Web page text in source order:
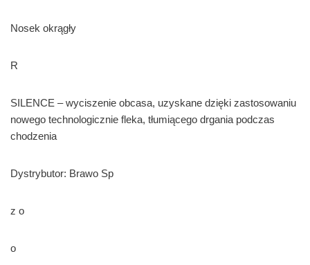
Nosek okrągły
R
SILENCE – wyciszenie obcasa, uzyskane dzięki zastosowaniu
nowego technologicznie fleka, tłumiącego drgania podczas
chodzenia
Dystrybutor: Brawo Sp
z o
o